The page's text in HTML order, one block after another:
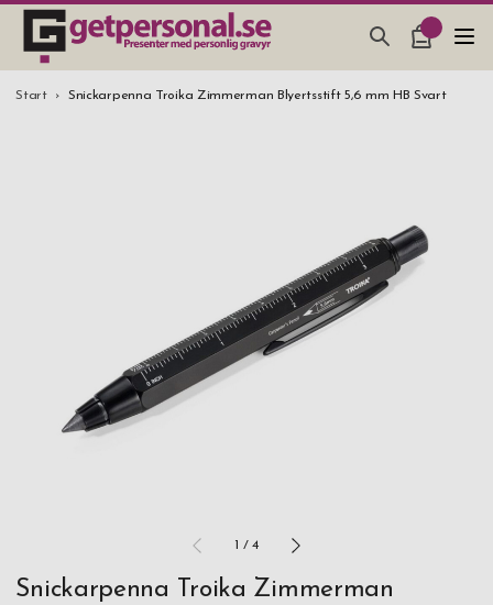
PRESENTER & PRYLAR
Start Snickarpenna Troika Zimmerman Blyertsstift 5,6 mm HB Svart
1 /4
Snickarpenna Troika Zimmerman